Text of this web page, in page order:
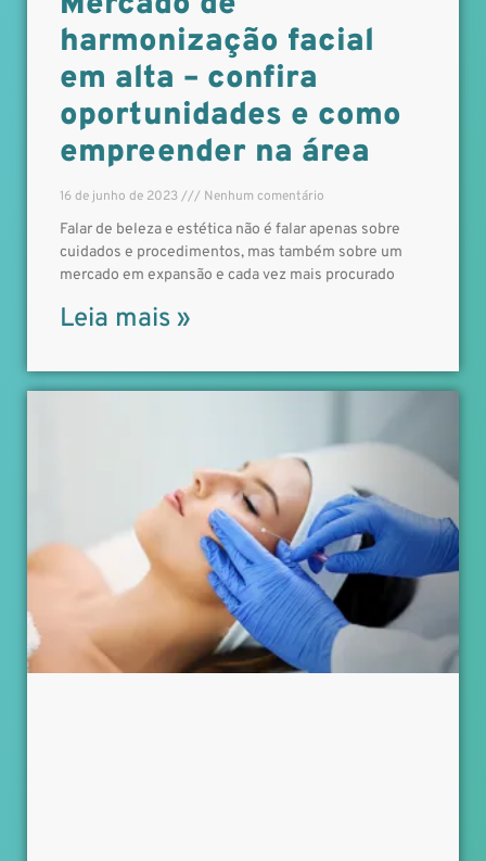
harmonização facial
em alta – confira
oportunidades e como
empreender na área
16 de junho de 2023 Nenhum comentário
Falar de beleza e estética não é falar apenas sobre
cuidados e procedimentos, mas também sobre um
mercado em expansão e cada vez mais procurado
Leia mais »